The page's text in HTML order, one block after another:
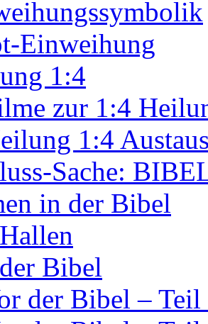
Einweihung
1:4
zur 1:4
1:4
Sache:
in der Bibel
Bibel
der Bibel – Teil